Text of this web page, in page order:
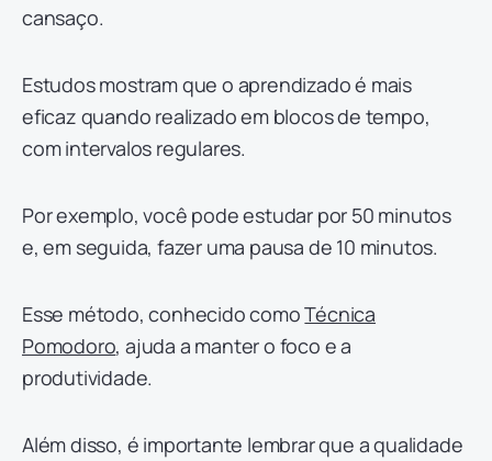
cansaço.
Estudos mostram que o aprendizado é mais
eficaz quando realizado em blocos de tempo,
com intervalos regulares.
Por exemplo, você pode estudar por 50 minutos
e, em seguida, fazer uma pausa de 10 minutos.
Esse método, conhecido comoTécnica
Pomodoro, ajuda a manter o foco e a
produtividade.
Além disso, é importante lembrar que a qualidade